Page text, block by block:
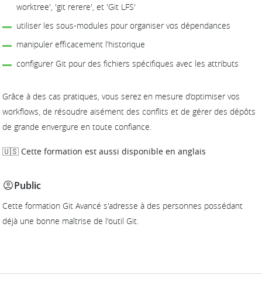
worktree', 'git rerere', et 'Git LFS'
utiliser les sous-modules pour organiser vos dépendances
manipuler efficacement l’historique
configurer Git pour des fichiers spécifiques avec les attributs
Grâce à des cas pratiques, vous serez en mesure d’optimiser vos
workflows, de résoudre aisément des conflits et de gérer des dépôts
de grande envergure en toute confiance.
🇺🇸 Cette formation est aussi disponible en anglais
Public
Cette formation Git Avancé s'adresse à des personnes possédant
déjà une bonne maîtrise de l'outil Git.